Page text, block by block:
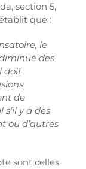
section 5,
que :
le
des
doit
de
y a des
ou d’autres
sont celles